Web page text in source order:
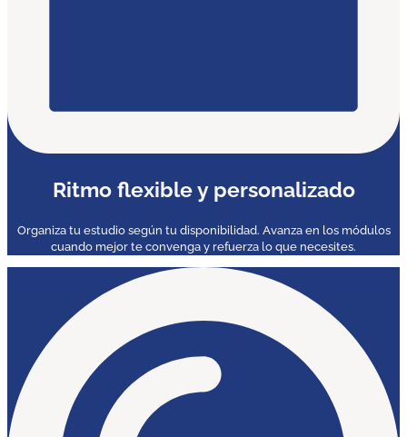
Ritmo flexible y personalizado
Organiza tu estudio según tu disponibilidad. Avanza en los módulos
cuando mejor te convenga y refuerza lo que necesites.